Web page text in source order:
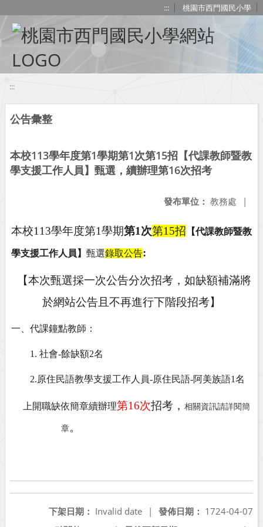
::: 桃園市西門國民小學
:::
公告彙整
本校113學年度第1學期第1次第15招【代課教師暨教
學支援工作人員】甄選，續辦理第16次招考
發布單位： 教務處 |
本校113學年度第1學期第1次第15招 【代課教師暨教
學支援工作人員】 甄選錄取公告:
【本次甄選採一次公告分次招考，如缺額補滿將
於網站公告且不再進行下階段招考】
一、代課鐘點教師：
1.社會-餘缺額2名
2.原住民語教學支援工作人員-原住民語-阿美族語1名
上開職缺依簡章續辦理第16次招考，相關資訊請詳閱簡
章。
發佈日期： 1724-04-07
下架日期： Invalid date
|